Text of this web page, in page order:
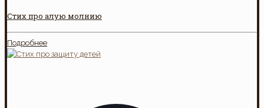
Стих про алую молнию
Подробнее